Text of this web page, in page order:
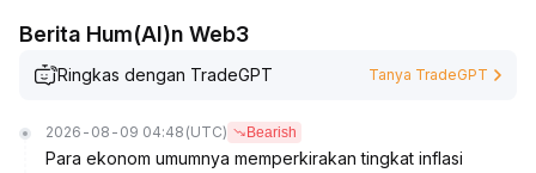
Berita Hum(AI)n Web3
Ringkas dengan TradeGPT Tanya TradeGPT
2026-08-09 04:48 (UTC) Bearish
Para ekonom umumnya memperkirakan tingkat inflasi